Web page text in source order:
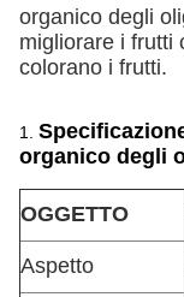
organico degli
migliorare i frutti
colorano i frutti.
1.
organico degli
OGGETTO
Aspetto